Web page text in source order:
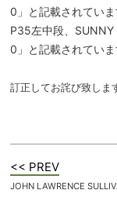
0」と記載されていま
P35左中段、
0」と記載されていま
訂正してお詫び致しま
<< PREV
JOHN LAWRENCE